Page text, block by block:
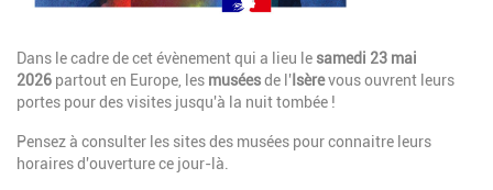
Description
Dans le cadre de cet évènement qui a lieu lesamedi 23 mai
2026 partout en Europe, les muséesde l' Isèrevous ouvrent leurs
portes pour des visites jusqu'à la nuit tombée !
Pensez à consulter les sites des musées pour connaitre leurs
horaires d'ouverture ce jour-là.